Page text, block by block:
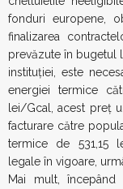
fonduri europene,
finalizarea
prevăzute în bugetul
instituției, este
energiei termice
lei/Gcal, acest preț
facturare către
termice de 531,15
legale în vigoare,
Mai mult, începând